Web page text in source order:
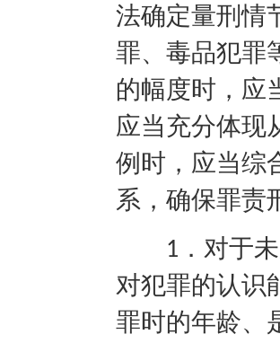
法确定量刑情
罪、毒品犯罪
的幅度时，应
应当充分体现
例时，应当综
系，确保罪责
1 ．对于
对犯罪的认识
罪时的年龄、